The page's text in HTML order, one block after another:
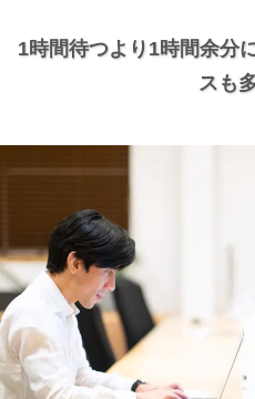
1時間待つより1時間余分
スも